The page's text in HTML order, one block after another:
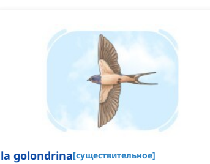
la golondrina[существительное]